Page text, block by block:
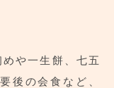
や一生餅、七五
後の会食など、